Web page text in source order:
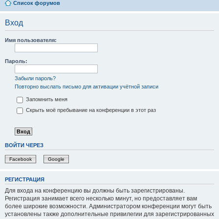
Список форумов
Вход
Имя пользователя:
Пароль:
Забыли пароль?
Повторно выслать письмо для активации учётной записи
Запомнить меня
Скрыть моё пребывание на конференции в этот раз
ВОЙТИ ЧЕРЕЗ
Facebook Google
РЕГИСТРАЦИЯ
Для входа на конференцию вы должны быть зарегистрированы.
Регистрация занимает всего несколько минут, но предоставляет вам
более широкие возможности. Администратором конференции могут быть
установлены также дополнительные привилегии для зарегистрированных